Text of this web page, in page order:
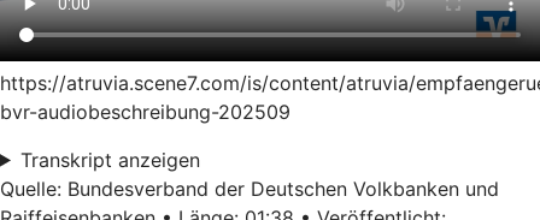
https://atruvia.scene7.com/is/content/atruvia/
bvr-audiobeschreibung-202509
Transkript anzeigen
Quelle: Bundesverband der Deutschen Volkbanken und